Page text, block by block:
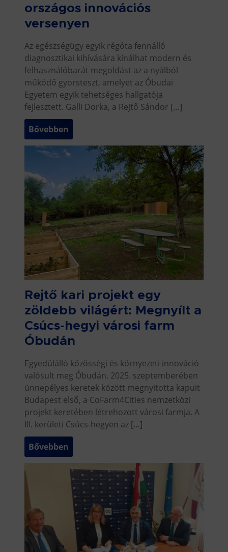
országos innovációs
versenyen
Az egészségügy egyik régóta fennálló
diagnosztikai kihívására kínálhat modern és
felhasználóbarát megoldást az a nyálból
működő gyorsteszt, amelyet az Óbudai
Egyetem egyik tehetséges hallgatója
fejlesztett. Galli Dorka, a Rejtő Sándor […]
Bővebben
Rejtő kari projekt egy
zöldebb világért: Megnyílt a
Csúcs-hegyi városi farm
Óbudán
Egyedülálló közösségi és környezeti innováció
valósult meg Óbudán. 2025. szeptemberében
ünnepélyes keretek között megnyitotta kapuit
Budapest első, a CoFarm4Cities nemzetközi
projekt keretében létrehozott városi farmja. A
III. kerületi Csúcs-hegyen az […]
Bővebben